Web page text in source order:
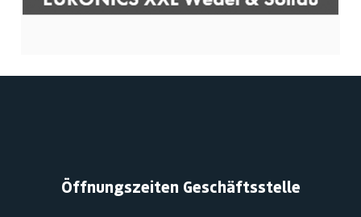
Öffnungszeiten Geschäftsstelle